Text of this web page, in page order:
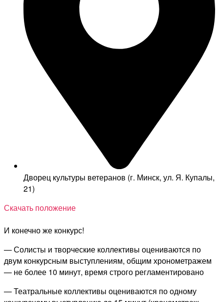
Дворец культуры ветеранов (г. Минск, ул. Я. Купалы,
21)
Скачать положение
И конечно же конкурс!
— Солисты и творческие коллективы оцениваются по
двум конкурсным выступлениям, общим хронометражем
— не более 10 минут, время строго регламентировано
— Театральные коллективы оцениваются по одному